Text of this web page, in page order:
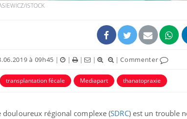
ISTOCK
à 09h45 | | | | |Commenter
transplantation fécale Mediapart thanatopraxie
douloureux régional complexe (SDRC) est un trouble